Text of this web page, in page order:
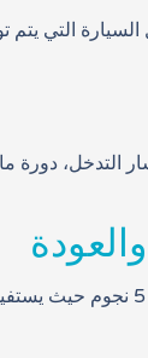
التي يتم
دورة
يقدم الفريق الطبي والجراح رعاية